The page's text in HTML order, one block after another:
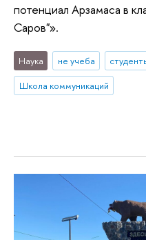
потенциал Арзамаса в
Саров"».
Наука не учеба
Школа коммуникаций